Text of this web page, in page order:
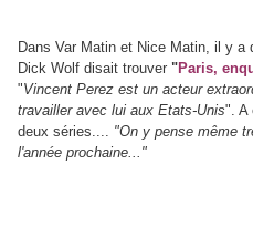
Dans Var Matin et Nice Matin, il y a
Dick Wolf disait trouver "Paris,
"Vincent Perez est un acteur
travailler avec lui aux Etats-Unis". A
deux séries.... "On y pense même
l'année prochaine..."